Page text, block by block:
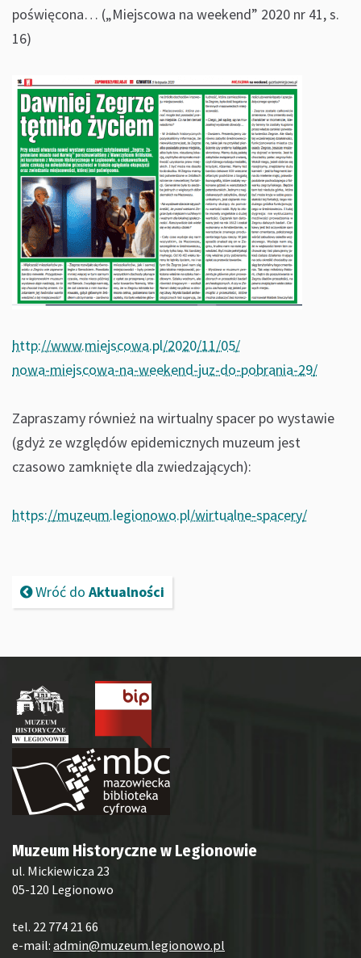
poświęcona… („Miejscowa na weekend” 2020 nr 41, s.
16)
http://www.miejscowa.pl/2020/11/05/
nowa-miejscowa-na-weekend-juz-do-pobrania-29/
Zapraszamy również na wirtualny spacer po wystawie
(gdyż ze względów epidemicznych muzeum jest
czasowo zamknięte dla zwiedzających):
https://muzeum.legionowo.pl/wirtualne-spacery/
Wróć do Aktualności
Muzeum Historyczne w Legionowie
ul. Mickiewicza 23
05-120 Legionowo
tel. 22 774 21 66
e-mail: admin@muzeum.legionowo.pl